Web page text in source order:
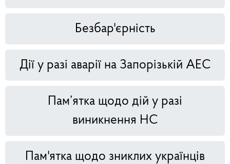
Безбар'єрність
Дії у разі аварії на Запорізькій АЕС
Пам’ятка щодо дій у разі
виникнення НС
Пам'ятка щодо зниклих українців